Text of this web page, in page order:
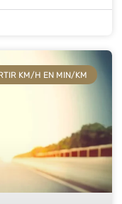
KM/H EN MIN/KM